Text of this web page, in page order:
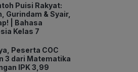
Puisi Rakyat:
Gurindam & Syair,
| Bahasa
Kelas 7
Peserta COC
3 dari Matematika
IPK 3,99